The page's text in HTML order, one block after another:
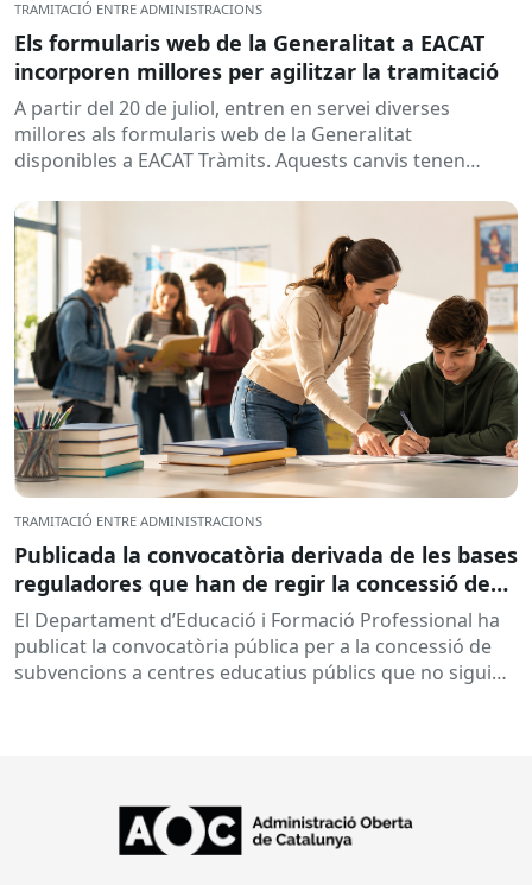
TRAMITACIÓ ENTRE ADMINISTRACIONS
Els formularis web de la Generalitat a EACAT
incorporen millores per agilitzar la tramitació
A partir del 20 de juliol, entren en servei diverses
millores als formularis web de la Generalitat
disponibles a EACAT Tràmits. Aquests canvis tenen
TRAMITACIÓ ENTRE ADMINISTRACIONS
Publicada la convocatòria derivada de les bases
reguladores que han de regir la concessió de
subvencions a centres educatius, per al
desenvolupament de programes de formació i
inserció, durant el curs 2026-2027
El Departament d’Educació i Formació Professional ha
publicat la convocatòria pública per a la concessió de
subvencions a centres educatius públics que no siguin